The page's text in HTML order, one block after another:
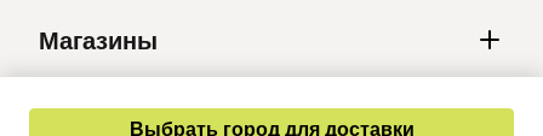
Выбрать город для доставки
Магазины